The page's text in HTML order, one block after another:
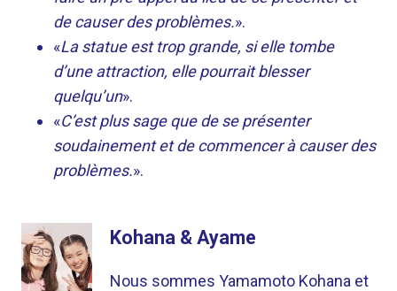
de causer des problèmes.».
«La statue est trop grande, si elle tombe
d’une attraction, elle pourrait blesser
quelqu’un».
«C’est plus sage que de se présenter
soudainement et de commencer à causer des
problèmes.».
Kohana & Ayame
Nous sommes Yamamoto Kohana et